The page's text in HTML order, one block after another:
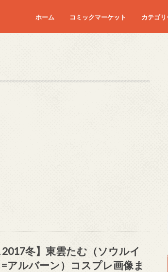
ホーム コミックマーケット
コミケC90
コミケC91
コミケC92
コミケC93
コミケC94
コミケC95
カテゴ
2017冬】東雲たむ（ソウルイ
アルバーン）コスプレ画像ま